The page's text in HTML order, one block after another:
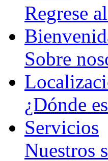
Regrese
Sobre
¿Dónde
Servicios
Nuestros